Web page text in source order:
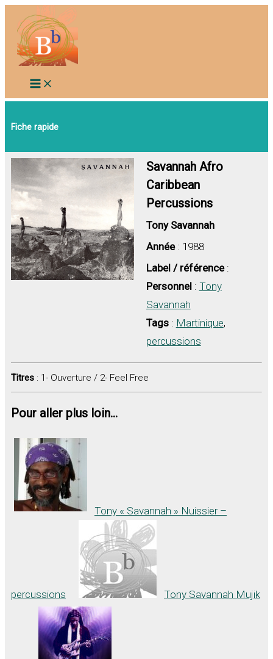
contenu
Fiche rapide
Savannah Afro
Caribbean
Percussions
Tony Savannah
Année: 1988
Label / référence:
Personnel : Tony
Savannah
Tags: Martinique,
percussions
Titres : 1- Ouverture / 2- Feel Free
Pour aller plus loin...
Tony « Savannah » Nuissier –
percussions Tony Savannah Mujik